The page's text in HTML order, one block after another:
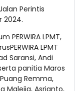
Perintis
2024.
PERWIRA LPMT,
LPMT
Saransi, Andi
panitia Maros
Remma,